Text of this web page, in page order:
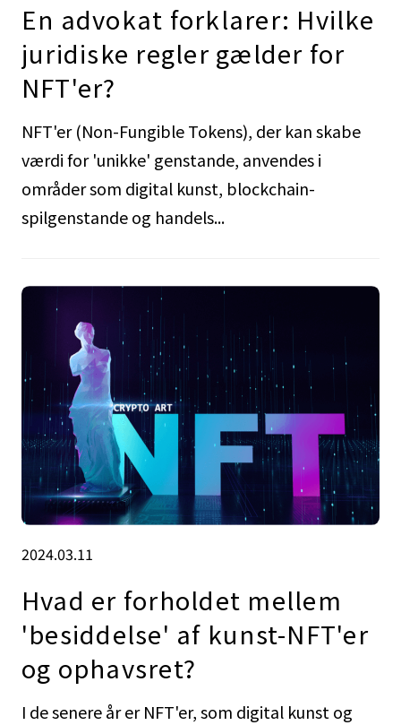
En advokat forklarer: Hvilke
juridiske regler gælder for
NFT'er?
NFT'er (Non-Fungible Tokens), der kan skabe
værdi for 'unikke' genstande, anvendes i
områder som digital kunst, blockchain-
spilgenstande og handels...
2024.03.11
Hvad er forholdet mellem
'besiddelse' af kunst-NFT'er
og ophavsret?
I de senere år er NFT'er, som digital kunst og